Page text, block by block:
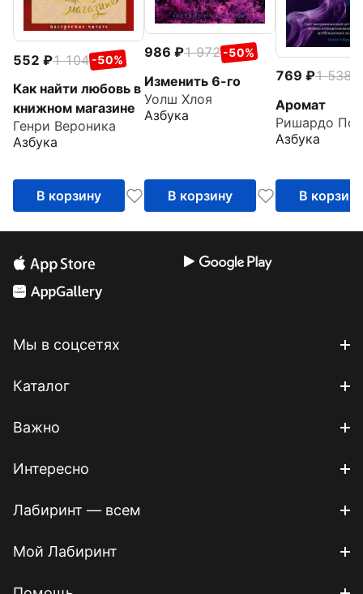
552 1 104 -50%
Как найти любовь в
книжном магазине
Генри Вероника
Азбука
В корзину
986 1 972 -50%
Изменить 6-го
Уолш Хлоя
Азбука
В корзину
769 1 538
Аромат
Ришардо
Азбука
В корзину
Мы в соцсетях
Каталог
Важно
Интересно
Лабиринт — всем
Мой Лабиринт